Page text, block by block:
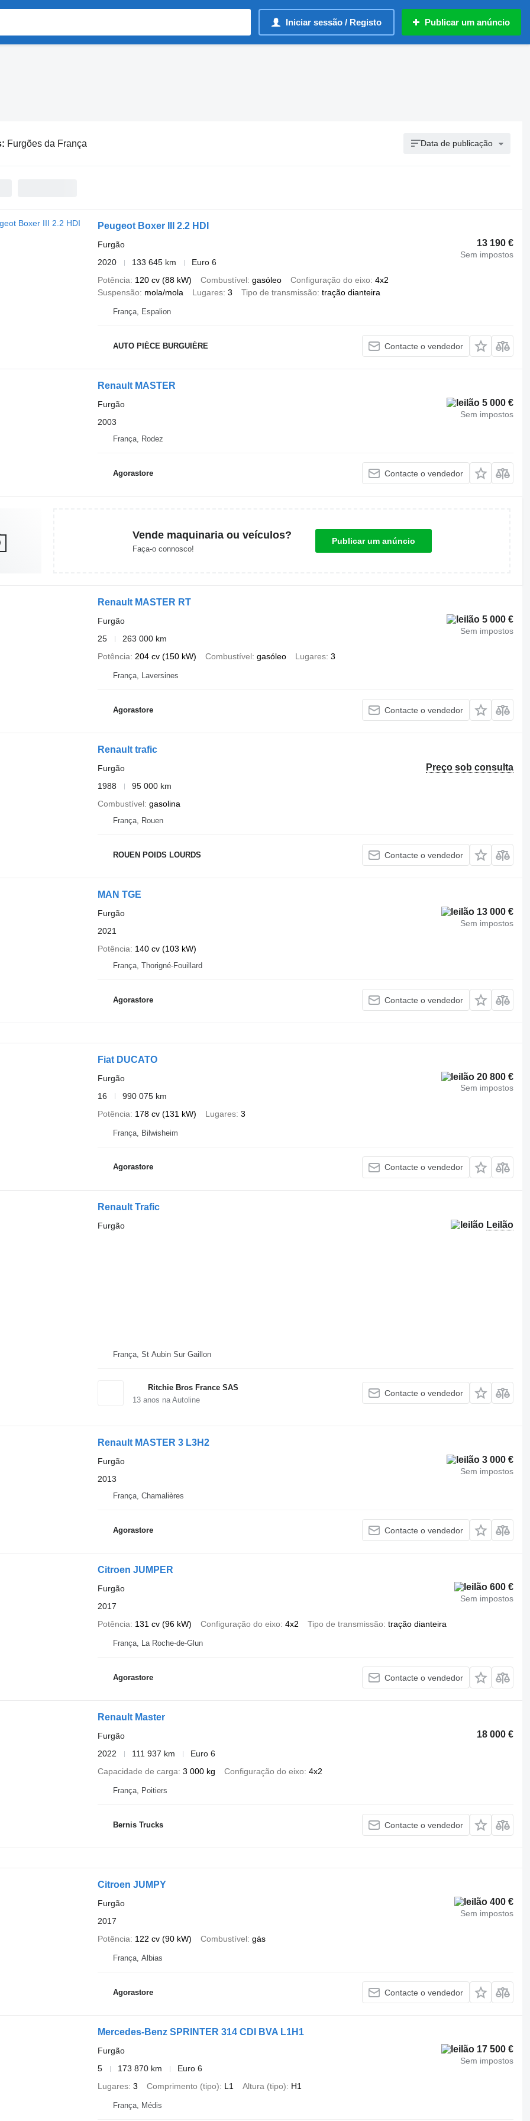
Iniciar sessão / Registo Publicar um anúncio
Furgões da França Data de publicação
Peugeot Boxer III 2.2 HDI
13 190 €
Sem impostos
Furgão
2020
133 645 km
Euro 6
Potência
120 cv (88 kW) Combustível gasóleo Configuração do eixo 4x2
Suspensão
mola/mola Lugares 3 Tipo de transmissão tração dianteira
França, Espalion
AUTO PIÈCE BURGUIÈRE Contacte o vendedor
Renault MASTER
5 000 €
Sem impostos
Furgão
2003
França, Rodez
Agorastore Contacte o vendedor
Vende maquinaria ou veículos?
Faça-o connosco!
Publicar um anúncio
Renault MASTER RT
5 000 €
Sem impostos
Furgão
25
263 000 km
Potência
204 cv (150 kW) Combustível gasóleo Lugares 3
França, Laversines
Agorastore Contacte o vendedor
Renault trafic
Preço sob consulta
Furgão
1988
95 000 km
Combustível gasolina
França, Rouen
ROUEN POIDS LOURDS Contacte o vendedor
MAN TGE
13 000 €
Sem impostos
Furgão
2021
Potência
140 cv (103 kW)
França, Thorigné-Fouillard
Agorastore Contacte o vendedor
Fiat DUCATO
20 800 €
Sem impostos
Furgão
16
990 075 km
Potência
178 cv (131 kW) Lugares 3
França, Bilwisheim
Agorastore Contacte o vendedor
Renault Trafic
Leilão
Furgão
França, St Aubin Sur Gaillon
Ritchie Bros France SAS
13anos na Autoline
Contacte o vendedor
Renault MASTER 3 L3H2
3 000 €
Sem impostos
Furgão
2013
França, Chamalières
Agorastore Contacte o vendedor
Citroen JUMPER
600 €
Sem impostos
Furgão
2017
Potência 131 cv (96 kW) Configuração do eixo 4x2 Tipo de transmissão tração dianteira
França, La Roche-de-Glun
Agorastore Contacte o vendedor
Renault Master
18 000 €
Furgão
2022
111 937 km
Euro 6
Capacidade de carga 3 000 kg Configuração do eixo 4x2
França, Poitiers
Bernis Trucks Contacte o vendedor
Citroen JUMPY
400 €
Sem impostos
Furgão
2017
Potência
122 cv (90 kW) Combustível gás
França, Albias
Agorastore Contacte o vendedor
Mercedes-Benz SPRINTER 314 CDI BVA L1H1
17 500 €
Sem impostos
Furgão
5
173 870 km
Euro 6
Lugares 3 Comprimento (tipo) L1 Altura (tipo) H1
França, Médis